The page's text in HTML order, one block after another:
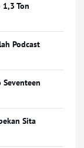
Ton
Podcast
Sita